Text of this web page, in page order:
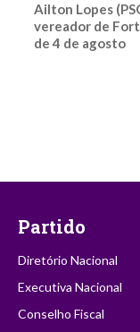
Ailton Lopes
vereador de
de 4 de agosto
Partido
Diretório Nacional
Executiva Nacional
Conselho Fiscal